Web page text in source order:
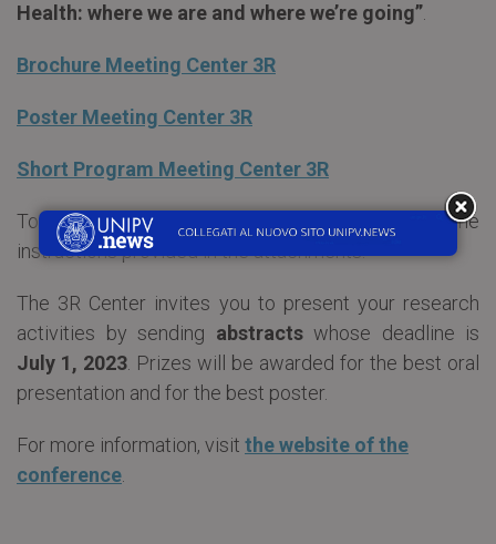
Health: where we are and where we’re going”
Brochure Meeting Center 3R
Poster Meeting Center 3R
Short Program Meeting Center 3R
To register to the annual meeting, follow the
instructions provided in the attachments.
The 3R Center invites you to present your research
activities by sending abstractswhose deadline is
July 1, 2023 . Prizes will be awarded for the best oral
presentation and for the best poster.
For more information, visit the website of the
conference